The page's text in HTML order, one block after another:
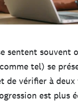
sentent souvent
tel) se
de vérifier à
est plus